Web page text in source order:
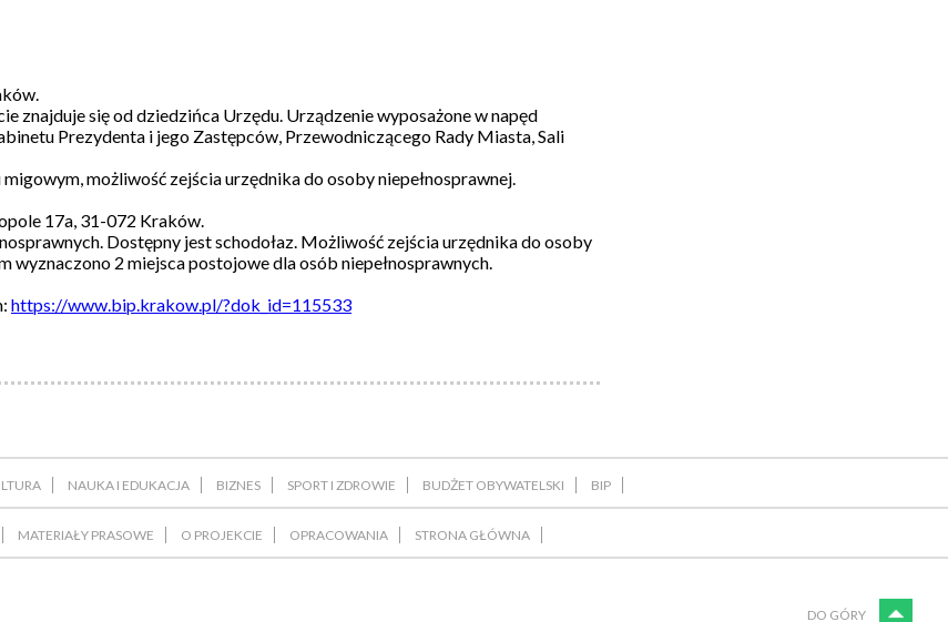
znajduje się od dziedzińca Urzędu. Urządzenie wyposażone w napęd
Prezydenta i jego Zastępców, Przewodniczącego Rady Miasta, Sali
możliwość zejścia urzędnika do osoby niepełnosprawnej.
17a, 31-072 Kraków.
Dostępny jest schodołaz. Możliwość zejścia urzędnika do osoby
wyznaczono 2 miejsca postojowe dla osób niepełnosprawnych.
https://www.bip.krakow.pl/?dok_id=115533
NAUKA I EDUKACJA BIZNES SPORT I ZDROWIE BUDŻET OBYWATELSKI BIP
MATERIAŁY PRASOWE O PROJEKCIE OPRACOWANIA STRONA GŁÓWNA
DO GÓRY